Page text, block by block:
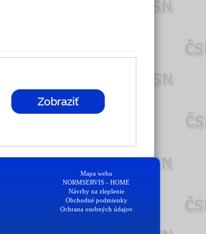
Mapa webu
NORMSERVIS - HOME
Návrhy na zlepšenie
Obchodné podmienky
Ochrana osobných údajov